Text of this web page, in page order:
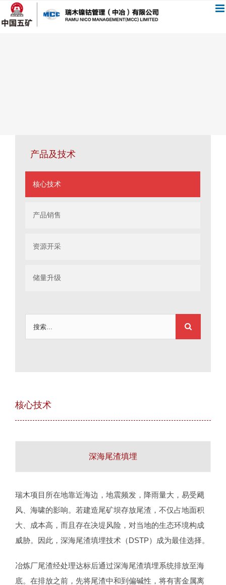
过
核心技术
深海尾渣填埋
瑞木项目所在地靠近海边，地震频发，降雨量大，易受飓
风、海啸的影响。若建造尾矿坝存放尾渣，不仅占地面积
大、成本高，而且存在决堤风险，对当地的生态环境构成
威胁。因此，深海尾渣填埋技术（DSTP）成为最佳选择。
冶炼厂尾渣经处理达标后通过深海尾渣填埋系统排放至海
底。在排放之前，先将尾渣中和到偏碱性，将有害金属离
产品及技术
核心技术
产品销售
资源开采
储量升级